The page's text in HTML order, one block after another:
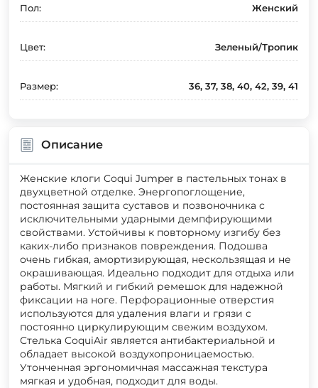
Пол: Женский
Цвет: Зеленый/Тропик
Размер: 36, 37, 38, 40, 42, 39, 41
Описание
Женские клоги Coqui Jumper в пастельных тонах в
двухцветной отделке. Энергопоглощение,
постоянная защита суставов и позвоночника с
исключительными ударными демпфирующими
свойствами. Устойчивы к повторному изгибу без
каких-либо признаков повреждения. Подошва
очень гибкая, амортизирующая, нескользящая и не
окрашивающая. Идеально подходит для отдыха или
работы. Мягкий и гибкий ремешок для надежной
фиксации на ноге. Перфорационные отверстия
используются для удаления влаги и грязи с
постоянно циркулирующим свежим воздухом.
Стелька CoquiAir является антибактериальной и
обладает высокой воздухопроницаемостью.
Утонченная эргономичная массажная текстура
мягкая и удобная, подходит для воды.